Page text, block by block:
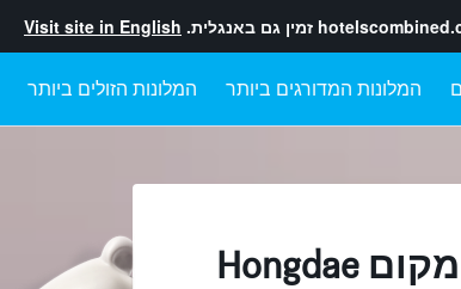
זמין גם באנגלית. Visit site in English
המלונות המדורגים ביותר המלונות הזולים ביותר
מלונות בקרבת מקום Hongdae